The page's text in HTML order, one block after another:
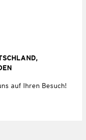
auf Ihren Besuch!